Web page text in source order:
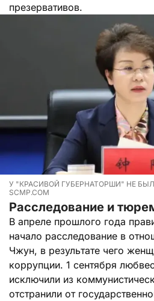
презервативов.
У "КРАСИВОЙ ГУБЕРНАТОРШИ" НЕ
SCMP.COM
Расследование и
В апреле прошлого года
начало расследование в
Чжун, в результате чего
коррупции. 1 сентября
исключили из
отстранили от